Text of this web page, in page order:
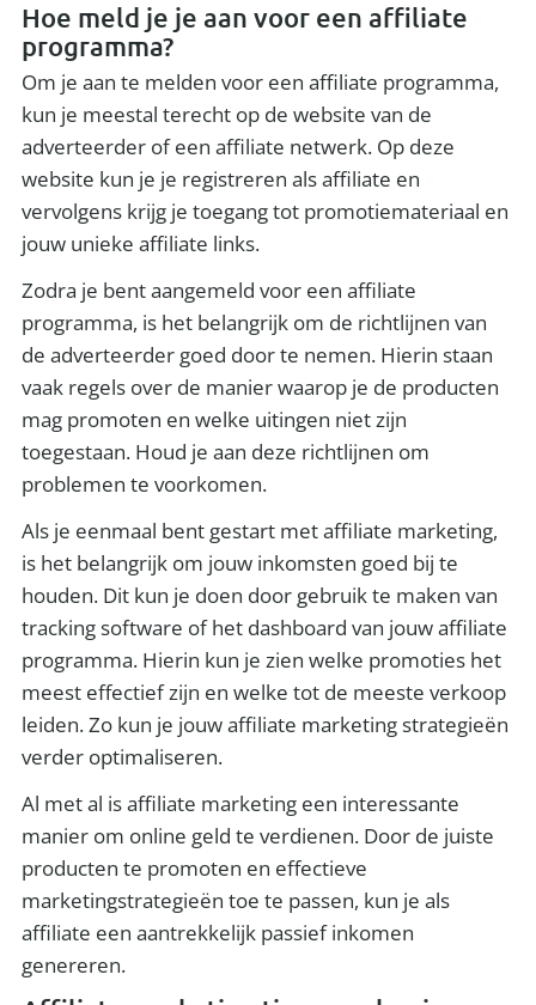
Hoe meld je je aan voor een affiliate
programma?
Om je aan te melden voor een affiliate programma,
kun je meestal terecht op de website van de
adverteerder of een affiliate netwerk. Op deze
website kun je je registreren als affiliate en
vervolgens krijg je toegang tot promotiemateriaal en
jouw unieke affiliate links.
Zodra je bent aangemeld voor een affiliate
programma, is het belangrijk om de richtlijnen van
de adverteerder goed door te nemen. Hierin staan
vaak regels over de manier waarop je de producten
mag promoten en welke uitingen niet zijn
toegestaan. Houd je aan deze richtlijnen om
problemen te voorkomen.
Als je eenmaal bent gestart met affiliate marketing,
is het belangrijk om jouw inkomsten goed bij te
houden. Dit kun je doen door gebruik te maken van
tracking software of het dashboard van jouw affiliate
programma. Hierin kun je zien welke promoties het
meest effectief zijn en welke tot de meeste verkoop
leiden. Zo kun je jouw affiliate marketing strategieën
verder optimaliseren.
Al met al is affiliate marketing een interessante
manier om online geld te verdienen. Door de juiste
producten te promoten en effectieve
marketingstrategieën toe te passen, kun je als
affiliate een aantrekkelijk passief inkomen
genereren.